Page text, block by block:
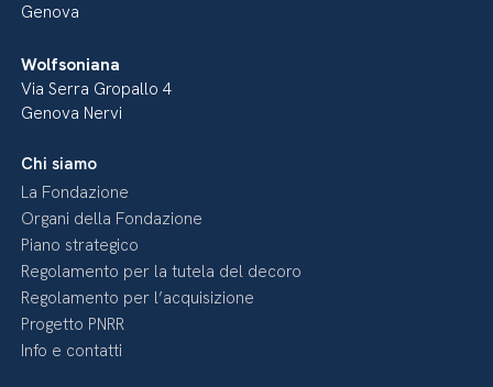
Genova
Wolfsoniana
Via Serra Gropallo 4
Genova Nervi
Chi siamo
La Fondazione
Organi della Fondazione
Piano strategico
Regolamento per la tutela del decoro
Regolamento per l’acquisizione
Progetto PNRR
Info e contatti